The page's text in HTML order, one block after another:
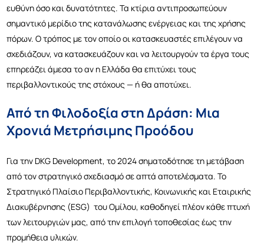
ευθύνη όσο και δυνατότητες. Τα κτίρια αντιπροσωπεύουν
σημαντικό μερίδιο της κατανάλωσης ενέργειας και της χρήσης
πόρων. Ο τρόπος με τον οποίο οι κατασκευαστές επιλέγουν να
σχεδιάζουν, να κατασκευάζουν και να λειτουργούν τα έργα τους
επηρεάζει άμεσα το αν η Ελλάδα θα επιτύχει τους
περιβαλλοντικούς της στόχους — ή θα αποτύχει.
Από τη Φιλοδοξία στη Δράση: Μια
Χρονιά Μετρήσιμης Προόδου
Για την DKG Development, το 2024 σηματοδότησε τη μετάβαση
από τον στρατηγικό σχεδιασμό σε απτά αποτελέσματα.Το
Στρατηγικό Πλαίσιο Περιβαλλοντικής, Κοινωνικής και Εταιρικής
Διακυβέρνησης (ESG) του Ομίλου, καθοδηγεί πλέον κάθε πτυχή
των λειτουργιών μας, από την επιλογή τοποθεσίας έως την
προμήθεια υλικών.